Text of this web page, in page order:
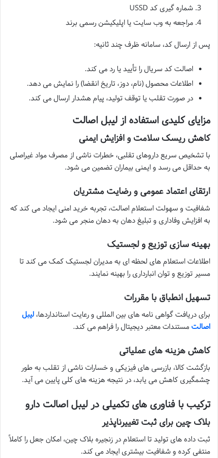
شماره گیری کد USSD
مراجعه به وب سایت یا اپلیکیشن رسمی برند
پس از ارسال کد، سامانه ظرف چند ثانیه:
اصالت کد سریال را تأیید یا رد می کند.
اطلاعات محصول (نام، دوز، تاریخ انقضا) را نمایش می دهد.
در صورت تقلب یا توقف تولید، پیام هشدار ارسال می کند.
مزایای کلیدی استفاده از لیبل اصالت
کاهش ریسک سلامت و افزایش ایمنی
با تشخیص سریع داروهای تقلبی، خطرات ناشی از مصرف مواد غیراصلی
به حداقل می رسد و ایمنی بیماران تضمین می شود.
ارتقای اعتماد عمومی و رضایت مشتریان
شفافیت و سهولت استعلام اصالت، تجربه خرید امنی ایجاد می کند که
به افزایش وفاداری و تبلیغ دهان به دهان منجر می شود.
بهینه سازی توزیع و لجستیک
اطلاعات استعلام های لحظه ای به مدیران لجستیک کمک می کند تا
مسیر توزیع و توان انبارداری را بهینه نمایند.
تسهیل انطباق با مقررات
برای دریافت گواهی نامه های بین المللی و رعایت استانداردها، لیبل
اصالتمستندات معتبر دیجیتال را فراهم می کند.
کاهش هزینه های عملیاتی
بازگشت کالا، بازرسی های فیزیکی و خسارات ناشی از تقلب به طور
چشمگیری کاهش می یابد، در نتیجه هزینه های کلی پایین می آید.
ترکیب با فناوری های تکمیلی در لیبل اصالت دارو
بلاک چین برای ثبت تغییرناپذیر
ثبت داده های تولید تا استعلام در زنجیره بلاک چین، امکان جعل را کاملاً
منتفی کرده و شفافیت بیشتری ایجاد می کند.